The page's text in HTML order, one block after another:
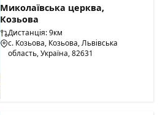
Миколаївська церква,
Козьова
Дистанція: 9км
с. Козьова, Козьова, Львівська
область, Україна, 82631